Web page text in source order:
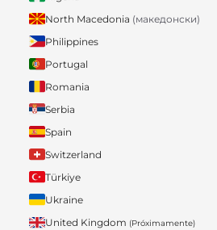
North Macedonia (македонски)
Philippines
Portugal
Romania
Serbia
Spain
Switzerland
Türkiye
Ukraine
United Kingdom (Próximamente)